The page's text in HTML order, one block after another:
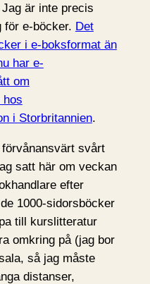
är inte precis
för e-böcker. Det
i e-boksformat än
har e-
om
hos
i Storbritannien.
svårt
satt här om veckan
efter
1000-sidorsböcker
till kurslitteratur
omkring på (jag bor
så jag måste
distanser,